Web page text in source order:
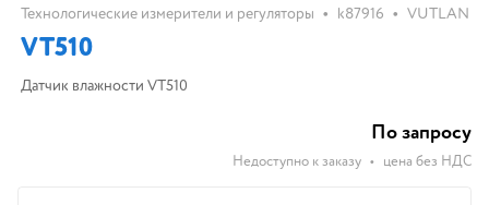
Технологические измерители и регуляторы • k87916 • VUTLAN
VT510
Датчик влажности VT510
По запросу
Недоступно к заказу • цена без НДС